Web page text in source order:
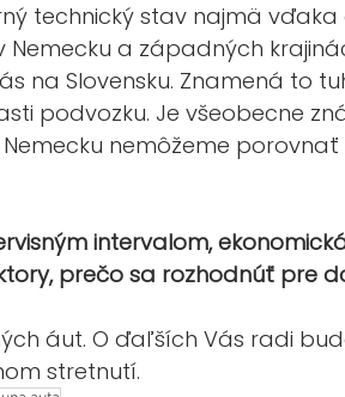
technický stav najmä vďaka
Nemecku a západných
na Slovensku. Znamená to
podvozku. Je všeobecne
nemôžeme porovnať
intervalom,
prečo sa rozhodnúť pre
áut. O ďaľších Vás radi
stretnutí.